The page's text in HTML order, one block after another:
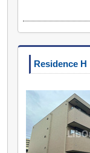
Residence H